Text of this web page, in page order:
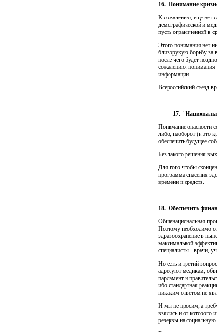
16. Понимание
К сожалению, еще нет
демографической и
пусть ограничен­ной в
Этого понимания нет
близорукую борьбу за
после чего будет
сожалению, понимания
информации.
Всероссийский съезд
17. "
Понимание опасности
либо, наоборот (и это
обеспечить будущее
Без такого решения
Для того чтобы
программа спасения
времени и средств.
18. Обеспечить
Общенациональная
Поэтому необходимо
здравоохранение в
максимальной
специалисты - врачи,
Но есть и третий
адресуют медикам,
парламент и
ибо стандартная
никаким ответом не
И мы не просим, а
взялись и от которого
резервы на